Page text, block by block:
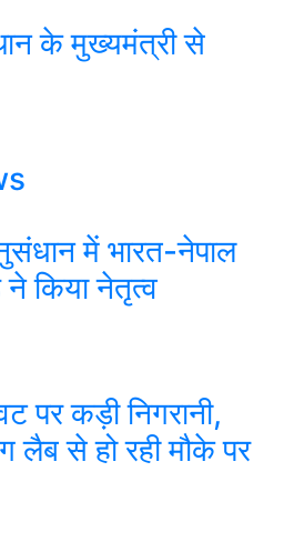
के मुख्यमंत्री से
में भारत-नेपाल
किया नेतृत्व
पर कड़ी निगरानी,
लैब से हो रही मौके पर